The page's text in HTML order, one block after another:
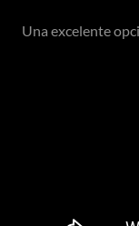
Una excelente